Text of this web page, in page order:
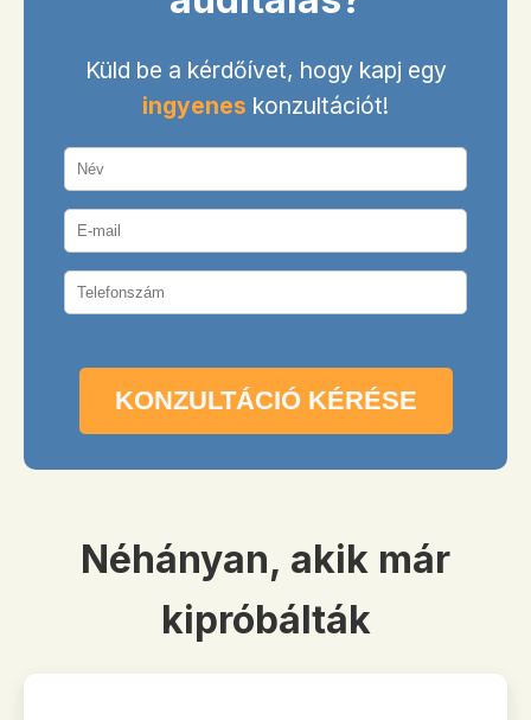
Küld be a kérdőívet, hogy kapj egy
ingyenes konzultációt!
Néhányan, akik már
kipróbálták